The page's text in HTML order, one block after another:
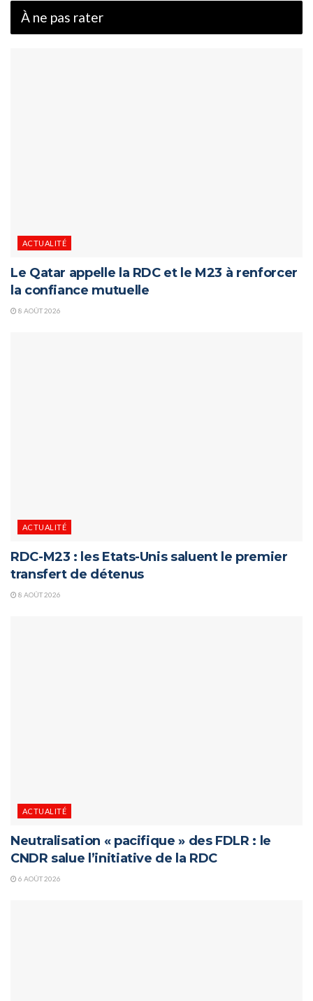
À ne pas rater
ACTUALITÉ
Le Qatar appelle la RDC et le M23 à renforcer
la confiance mutuelle
8 AOÛT 2026
ACTUALITÉ
RDC-M23 : les Etats-Unis saluent le premier
transfert de détenus
8 AOÛT 2026
ACTUALITÉ
Neutralisation « pacifique » des FDLR : le
CNDR salue l’initiative de la RDC
6 AOÛT 2026